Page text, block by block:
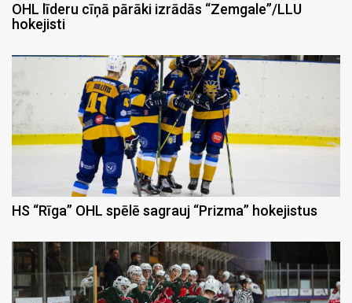
OHL līderu cīņā pārāki izrādās “Zemgale”/LLU
hokejisti
HS “Rīga” OHL spēlē sagrauj “Prizma” hokejistus